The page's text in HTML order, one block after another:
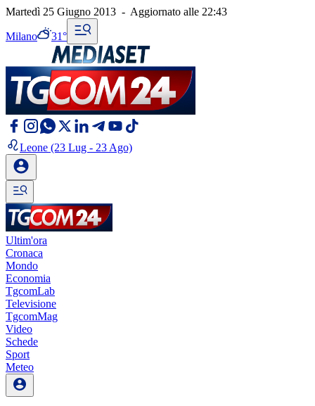
Martedì 25 Giugno 2013 - Aggiornato alle 22:43
Milano 31°
Leone (23 Lug - 23 Ago)
Ultim'ora
Cronaca
Mondo
Economia
TgcomLab
Televisione
TgcomMag
Video
Schede
Sport
Meteo